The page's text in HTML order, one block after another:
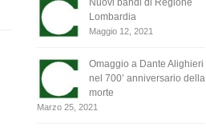
Nuovi bandi di Regione
Lombardia
Maggio 12, 2021
Omaggio a Dante Alighieri
nel 700’ anniversario della
morte
Marzo 25, 2021